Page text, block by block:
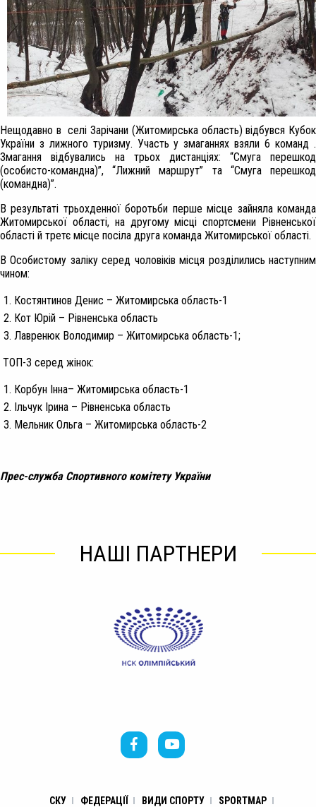
Нещодавно в селі Зарічани (Житомирська область) відбувся Кубок
України з лижного туризму. Участь у змаганнях взяли 6 команд .
Змагання відбувались на трьох дистанціях: “Смуга перешкод
(особисто-командна)”, “Лижний маршрут” та “Смуга перешкод
(командна)”.
В результаті трьохденної боротьби перше місце зайняла команда
Житомирської області, на другому місці спортсмени Рівненської
області й третє місце посіла друга команда Житомирської області.
В Особистому заліку серед чоловіків місця розділились наступним
чином:
Костянтинов Денис – Житомирська область-1
Кот Юрій – Рівненська область
Лавренюк Володимир – Житомирська область-1;
ТОП-3 серед жінок:
Корбун Інна– Житомирська область-1
Ільчук Ірина – Рівненська область
Мельник Ольга – Житомирська область-2
Прес-служба Спортивного комітету України
НАШІ ПАРТНЕРИ
СКУ ФЕДЕРАЦІЇ ВИДИ СПОРТУ SPORTMAP